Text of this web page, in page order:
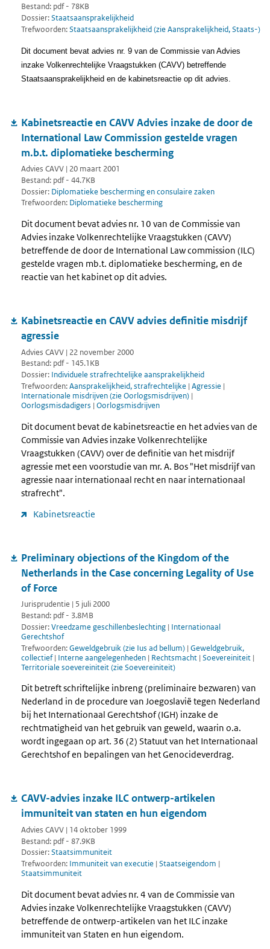
Bestand: pdf - 78KB
Dossier:Staatsaansprakelijkheid
Trefwoorden:Staatsaansprakelijkheid (zie Aansprakelijkheid, Staats-)
Dit document bevat advies nr. 9 van de Commissie van Advies
inzake Volkenrechtelijke Vraagstukken (CAVV) betreffende
Staatsaansprakelijkheid en de kabinetsreactie op dit advies.
Kabinetsreactie en CAVV Advies inzake de door de
International Law Commission gestelde vragen
m.b.t. diplomatieke bescherming
Advies CAVV | 20 maart 2001
Bestand: pdf - 44.7KB
Dossier: Diplomatieke bescherming en consulaire zaken
Trefwoorden: Diplomatieke bescherming
Dit document bevat advies nr. 10 van de Commissie van
Advies inzake Volkenrechtelijke Vraagstukken (CAVV)
betreffende de door de International Law commission (ILC)
gestelde vragen mb.t. diplomatieke bescherming, en de
reactie van het kabinet op dit advies.
Kabinetsreactie en CAVV advies definitie misdrijf
agressie
Advies CAVV | 22 november 2000
Bestand: pdf - 145.1KB
Dossier: Individuele strafrechtelijke aansprakelijkheid
Trefwoorden:Aansprakelijkheid, strafrechtelijke | Agressie |
Internationale misdrijven (zie Oorlogsmisdrijven) |
Oorlogsmisdadigers | Oorlogsmisdrijven
Dit document bevat de kabinetsreactie en het advies van de
Commissie van Advies inzake Volkenrechtelijke
Vraagstukken (CAVV) over de definitie van het misdrijf
agressie met een voorstudie van mr. A. Bos "Het misdrijf van
agressie naar internationaal recht en naar internationaal
strafrecht".
Kabinetsreactie
Preliminary objections of the Kingdom of the
Netherlands in the Case concerning Legality of Use
of Force
Jurisprudentie | 5 juli 2000
Bestand: pdf - 3.8MB
Dossier:Vreedzame geschillenbeslechting | Internationaal
Gerechtshof
Trefwoorden:Geweldgebruik (zie Ius ad bellum) | Geweldgebruik,
collectief| Interne aangelegenheden | Rechtsmacht | Soevereiniteit |
Territoriale soevereiniteit (zie Soevereiniteit)
Dit betreft schriftelijke inbreng (preliminaire bezwaren) van
Nederland in de procedure van Joegoslavië tegen Nederland
bij het Internationaal Gerechtshof (IGH) inzake de
rechtmatigheid van het gebruik van geweld, waarin o.a.
wordt ingegaan op art. 36 (2) Statuut van het Internationaal
Gerechtshof en bepalingen van het Genocideverdrag.
CAVV-advies inzake ILC ontwerp-artikelen
immuniteit van staten en hun eigendom
Advies CAVV | 14 oktober 1999
Bestand: pdf - 87.9KB
Dossier:Staatsimmuniteit
Trefwoorden: Immuniteit van executie | Staatseigendom |
Staatsimmuniteit
Dit document bevat advies nr. 4 van de Commissie van
Advies inzake Volkenrechtelijke Vraagstukken (CAVV)
betreffende de ontwerp-artikelen van het ILC inzake
immuniteit van Staten en hun eigendom.